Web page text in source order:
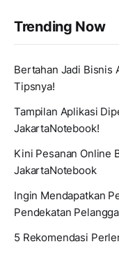
Trending Now
Bertahan Jadi Bisnis
Tipsnya!
Tampilan Aplikasi
JakartaNotebook!
Kini Pesanan Online
JakartaNotebook
Ingin Mendapatkan
Pendekatan
5 Rekomendasi